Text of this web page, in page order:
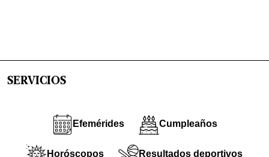
SERVICIOS
Efemérides Cumpleaños
Horóscopos Resultados deportivos